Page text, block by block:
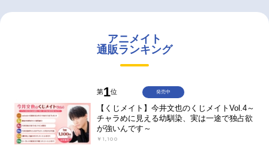
アニメイト
通販ランキング
第1位
【くじメイト】今井文也のくじメイトVol.4～
チャラめに見える幼馴染、実は一途で独占欲
が強いんです～
￥1,100
発売中